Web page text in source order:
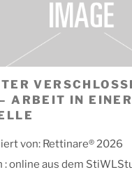
ARBEIT IN
von: Rettinare® 2026
: online aus dem